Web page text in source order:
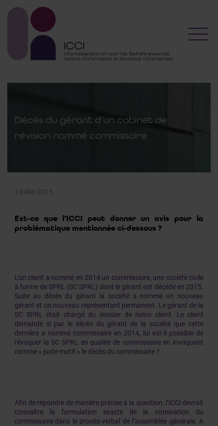
Décès du gérant d’un cabinet de
révision nommé commissaire
2 juillet 2015
Est-ce que l’ICCI peut donner un avis pour la
problématique mentionnée ci-dessous ?
L'un client a nommé en 2014 un commissaire, une société civile
à forme de SPRL (SC SPRL) dont le gérant est décédé en 2015.
Suite au décès du gérant la société a nommé un nouveau
gérant et un nouveau représentant permanent. Le gérant de la
SC SPRL était chargé du dossier de notre client. Le client
demande si par le décès du gérant de la société que cette
dernière a nommé commissaire en 2014, lui est-il possible de
révoquer la SC SPRL en qualité de commissaire en invoquant
comme « juste motif » le décès du commissaire ?
Afin de répondre de manière précise à la question, l’ICCI devrait
connaître la formulation exacte de la nomination du
commissaire dans le procès-verbal de l’assemblée générale. A